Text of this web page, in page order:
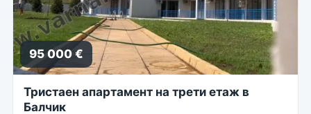
95 000 €
Тристаен апартамент на трети етаж в
Балчик